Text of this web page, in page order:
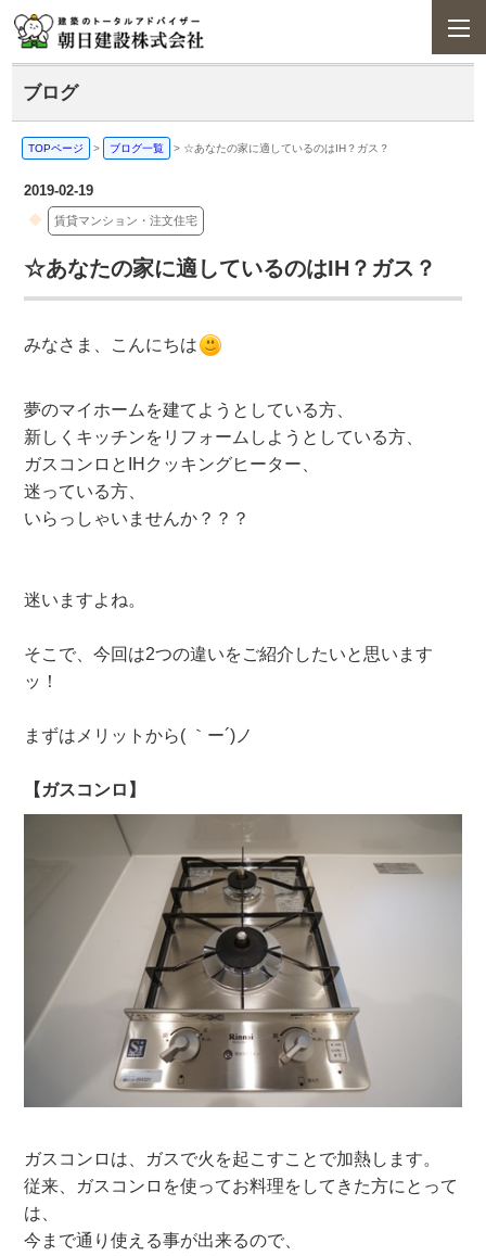
ブログ
TOPページ > ブログ一覧 > ☆あなたの家に適しているのはIH？ガス？
2019-02-19
賃貸マンション・注文住宅
☆あなたの家に適しているのはIH？ガス？
みなさま、こんにちは
夢のマイホームを建てようとしている方、
新しくキッチンをリフォームしようとしている方、
ガスコンロとIHクッキングヒーター、
迷っている方、
いらっしゃいませんか？？？
迷いますよね。
そこで、今回は2つの違いをご紹介したいと思います
ッ！
まずはメリットから( ｀ー´)ノ
【ガスコンロ】
ガスコンロは、ガスで火を起こすことで加熱します。
従来、ガスコンロを使ってお料理をしてきた方にとって
は、
今まで通り使える事が出来るので、